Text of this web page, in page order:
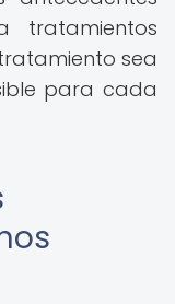
tratamientos
sea
para cada